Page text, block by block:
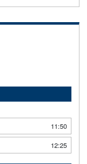
11:50
12:25